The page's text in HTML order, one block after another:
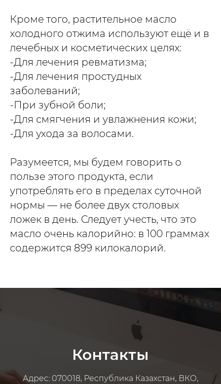
Кроме того, растительное масло
холодного отжима используют ещё и в
лечебных и косметических целях:
-Для лечения ревматизма;
-Для лечения простудных
заболеваний;
-При зубной боли;
-Для смягчения и увлажнения кожи;
-Для ухода за волосами.
Разумеется, мы будем говорить о
пользе этого продукта, если
употреблять его в пределах суточной
нормы — не более двух столовых
ложек в день. Следует учесть, что это
масло очень калорийно: в 100 граммах
содержится 899 килокалорий.
Контакты
Адрес: 070018, Республика Казахстан, ВКО,